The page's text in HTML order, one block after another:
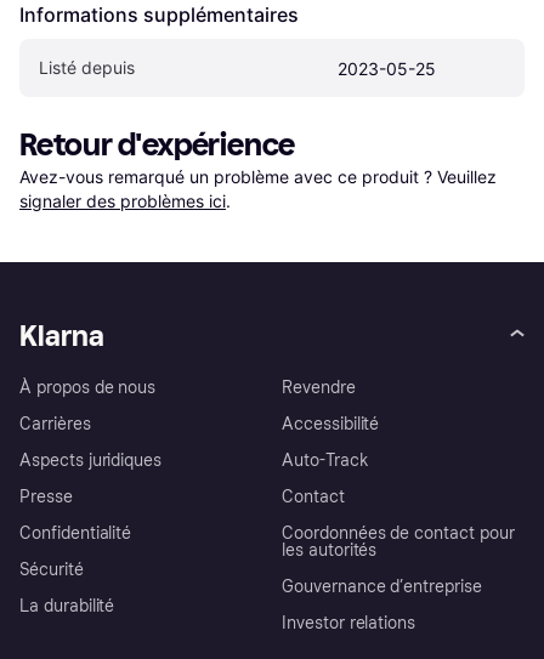
Informations supplémentaires
Listé depuis 2023-05-25
Retour d'expérience
Avez-vous remarqué un problème avec ce produit ? Veuillez
signaler des problèmes ici.
Klarna
À propos de nous
Carrières
Aspects juridiques
Presse
Confidentialité
Sécurité
La durabilité
Revendre
Accessibilité
Auto-Track
Contact
Coordonnées de contact pour
les autorités
Gouvernance d’entreprise
Investor relations